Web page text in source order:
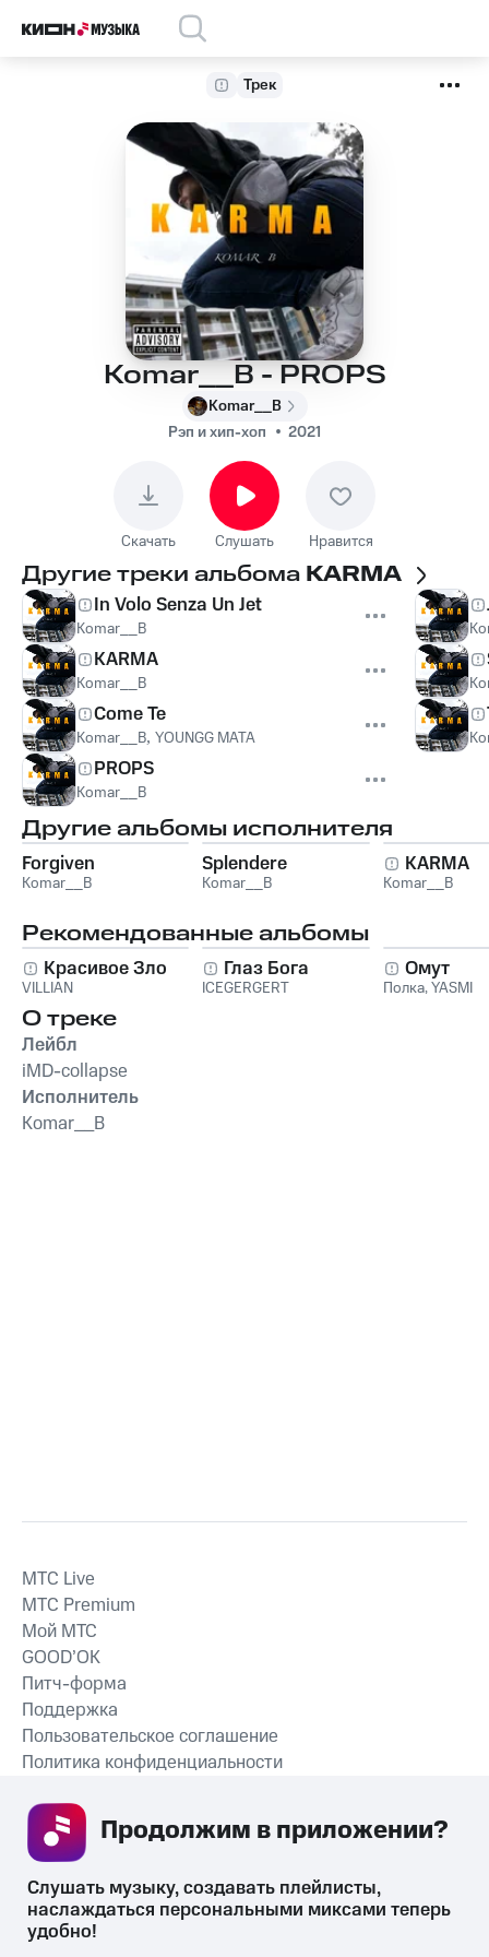
Трек
Komar__B - PROPS
Komar__B
Рэп и хип-хоп
2021
Скачать Слушать Нравится
Другие треки альбома KARMA
In Volo Senza Un Jet
Komar__B
KARMA
Komar__B
Come Te
Komar__B, YOUNGG MATA
PROPS
Komar__B
Другие альбомы исполнителя
Forgiven
Komar__B
Splendere
Komar__B
KARMA
Komar__B
Рекомендованные альбомы
Красивое Зло
VILLIAN
Глаз Бога
ICEGERGERT
Омут
Полка,YASMI
О треке
Лейбл
iMD-collapse
Исполнитель
Komar__B
СКАЧАТЬ ПРИЛОЖЕНИЕ
MTС Live
MTС Premium
Мой МТС
GOOD’OK
Питч-форма
Поддержка
Пользовательское соглашение
Политика конфиденциальности
Слушать музыку, создавать плейлисты,
наслаждаться персональными миксами теперь
удобно!